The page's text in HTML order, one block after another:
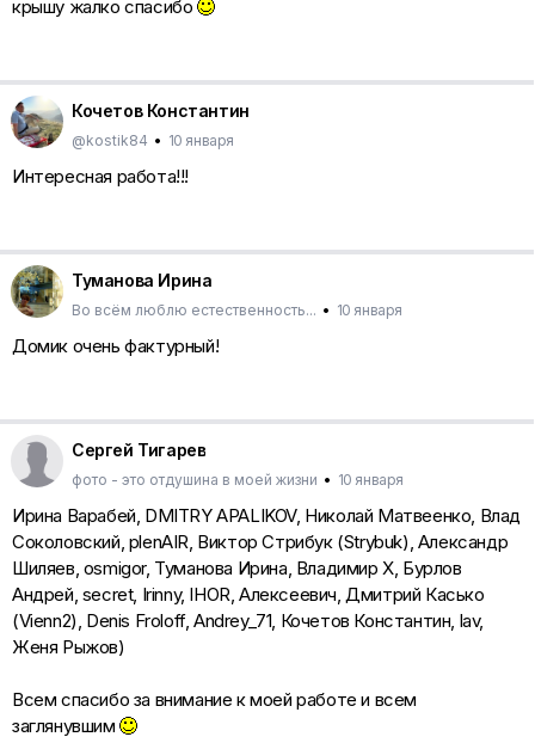
крышу жалко спасибо
Кочетов Константин
@kostik84 • 10 января
Интересная работа!!!
Туманова Ирина
Во всём люблю естественность... • 10 января
Домик очень фактурный!
Сергей Тигарев
фото - это отдушина в моей жизни • 10 января
Ирина Варабей, DMITRY APALIKOV, Николай Матвеенко, Влад
Соколовский, plenAIR, Виктор Стрибук (Strybuk), Александр
Шиляев, osmigor, Туманова Ирина, Владимир Х, Бурлов
Андрей, secret, Irinny, IHOR, Алексеевич, Дмитрий Касько
(Vienn2), Denis Froloff, Andrey_71, Кочетов Константин, lav,
Женя Рыжов)
Всем спасибо за внимание к моей работе и всем
заглянувшим